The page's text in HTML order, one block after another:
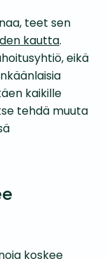
teet sen
kautta.
eikä
kaikille
tehdä muuta
koskee